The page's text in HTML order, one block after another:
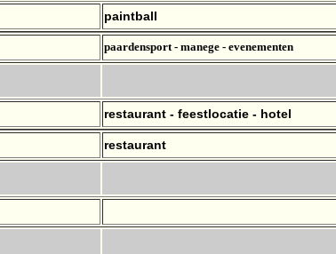
paintball
paardensport - manege - evenementen
restaurant - feestlocatie - hotel
restaurant